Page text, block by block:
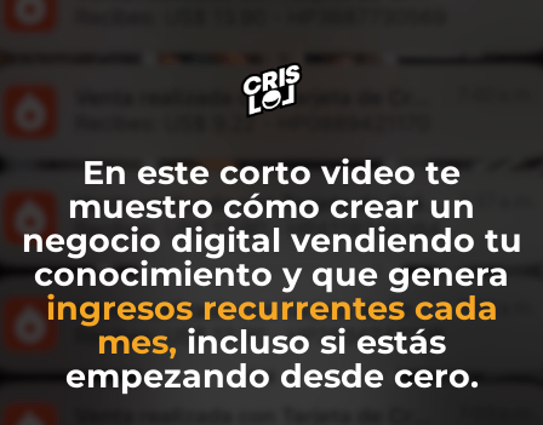
En este corto video te
muestro cómo crear un
negocio digital vendiendo tu
conocimiento y que genera
ingresos recurrentes cada
mes, incluso si estás
empezando desde cero.